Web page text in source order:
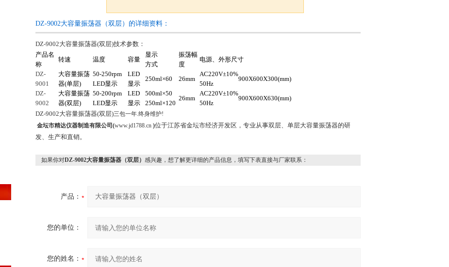
DZ-9002大容量振荡器（双层）的详细资料：
DZ-9002大容量振荡器(双层)技术参数：
产品名
称
转速 温度 容量
显示
方式
振荡幅
度
电源、外形尺寸
DZ-
9001
大容量振荡
器(单层)
50-250rpm
LED显示
LED
显示
250ml×60 26mm
AC220V±10%
50Hz
900X600X300(mm)
DZ-
9002
大容量振荡
器(双层)
50-200rpm
LED显示
LED
显示
500ml×50
250ml×120
26mm
AC220V±10%
50Hz
900X600X630(mm)
DZ-9002大容量振荡器(双层)三包一年.终身维护!
金坛市精达仪器制造有限公司 (www.jd1788.cn )位于江苏省金坛市经济开发区，专业从事双层、单层大容量振荡器的研
发、生产和直销。
如果你对DZ-9002大容量振荡器（双层） 感兴趣，想了解更详细的产品信息，填写下表直接与厂家联系：
产品：
您的单位：
您的姓名：